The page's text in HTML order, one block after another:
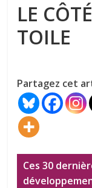
réflexion
éditée
par
syndicale
Solidaires
LE
TOILE
Partagez cet
Ces 30